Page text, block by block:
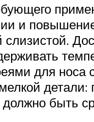
и
для носа
быть